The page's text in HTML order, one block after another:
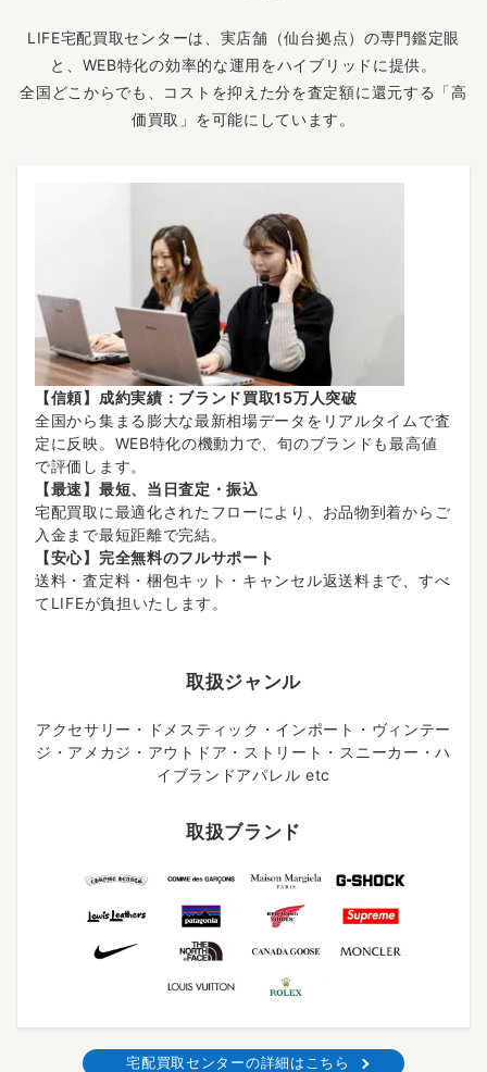
LIFE宅配買取センターは、実店舗（仙台拠点）の専門鑑定眼
と、WEB特化の効率的な運用をハイブリッドに提供。
全国どこからでも、コストを抑えた分を査定額に還元する「高
価買取」を可能にしています。
【信頼】成約実績：ブランド買取15万人突破
全国から集まる膨大な最新相場データをリアルタイムで査
定に反映。WEB特化の機動力で、旬のブランドも最高値
で評価します。
【最速】最短、当日査定・振込
宅配買取に最適化されたフローにより、お品物到着からご
入金まで最短距離で完結。
【安心】完全無料のフルサポート
送料・査定料・梱包キット・キャンセル返送料まで、すべ
てLIFEが負担いたします。
取扱ジャンル
アクセサリー・ドメスティック・インポート・ヴィンテー
ジ・アメカジ・アウトドア・ストリート・スニーカー・ハ
イブランドアパレル etc
取扱ブランド
宅配買取センターの詳細はこちら